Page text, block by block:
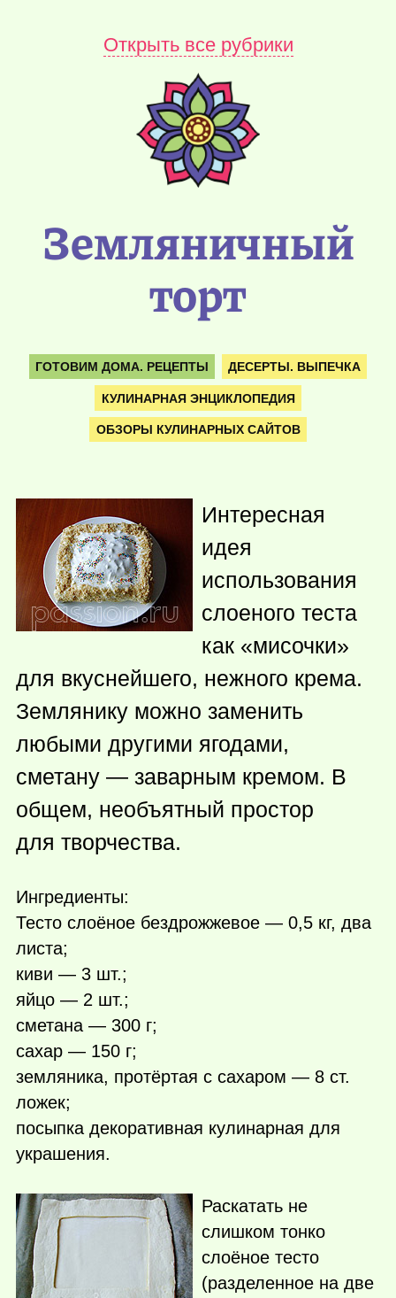
Открыть все рубрики
Земляничный
торт
ГОТОВИМ ДОМА. РЕЦЕПТЫ ДЕСЕРТЫ. ВЫПЕЧКА
КУЛИНАРНАЯ ЭНЦИКЛОПЕДИЯ
ОБЗОРЫ КУЛИНАРНЫХ САЙТОВ
Интересная
идея
использования
слоеного теста
как «мисочки»
для вкуснейшего, нежного крема.
Землянику можно заменить
любыми другими ягодами,
сметану — заварным кремом. В
общем, необъятный простор
для творчества.
Ингредиенты:
Тесто слоёное бездрожжевое — 0,5 кг, два
листа;
киви — 3 шт.;
яйцо — 2 шт.;
сметана — 300 г;
сахар — 150 г;
земляника, протёртая с сахаром — 8 ст.
ложек;
посыпка декоративная кулинарная для
украшения.
Раскатать не
слишком тонко
слоёное тесто
(разделенное на две